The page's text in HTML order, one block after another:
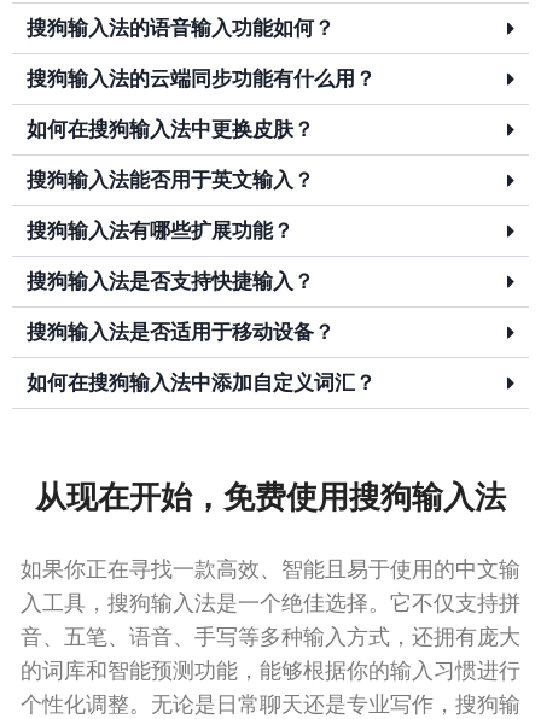
搜狗输入法的语音输入功能如何？
搜狗输入法的云端同步功能有什么用？
如何在搜狗输入法中更换皮肤？
搜狗输入法能否用于英文输入？
搜狗输入法有哪些扩展功能？
搜狗输入法是否支持快捷输入？
搜狗输入法是否适用于移动设备？
如何在搜狗输入法中添加自定义词汇？
从现在开始，免费使用搜狗输入法
如果你正在寻找一款高效、智能且易于使用的中文输
入工具，搜狗输入法是一个绝佳选择。它不仅支持拼
音、五笔、语音、手写等多种输入方式，还拥有庞大
的词库和智能预测功能，能够根据你的输入习惯进行
个性化调整。无论是日常聊天还是专业写作，搜狗输